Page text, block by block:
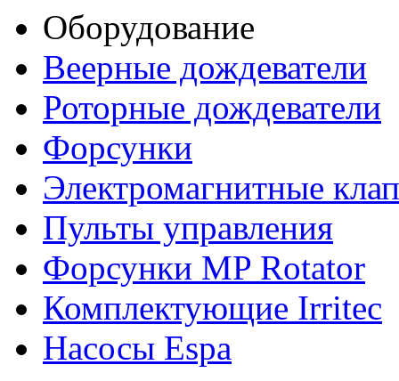
Оборудование
Веерные дождеватели
Роторные дождеватели
Форсунки
Электромагнитные
Пульты управления
Форсунки MP Rotator
Комплектующие Irritec
Насосы Espa